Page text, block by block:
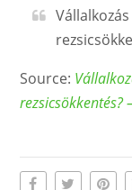
Source:
rezsicsökkentés?